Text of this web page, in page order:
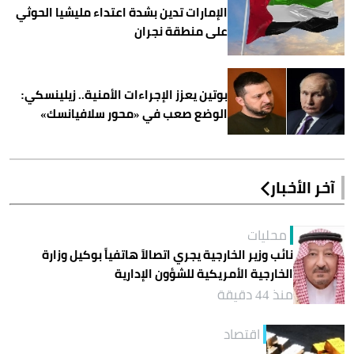
الإمارات تدين بشدة اعتداء مليشيا الحوثي
على منطقة نجران
بوتين يعزز الإجراءات الأمنية.. زيلينسكي:
الوضع صعب في «محور سلافيانسك»
آخر الأخبار
محليات
نائب وزير الخارجية يجري اتصالاً هاتفياً بوكيل وزارة
الخارجية الأمريكية للشؤون الإدارية
منذ 44 دقيقة
اقتصاد